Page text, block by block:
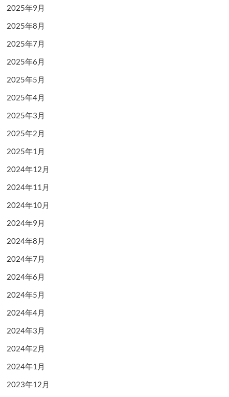
2025年9月
2025年8月
2025年7月
2025年6月
2025年5月
2025年4月
2025年3月
2025年2月
2025年1月
2024年12月
2024年11月
2024年10月
2024年9月
2024年8月
2024年7月
2024年6月
2024年5月
2024年4月
2024年3月
2024年2月
2024年1月
2023年12月